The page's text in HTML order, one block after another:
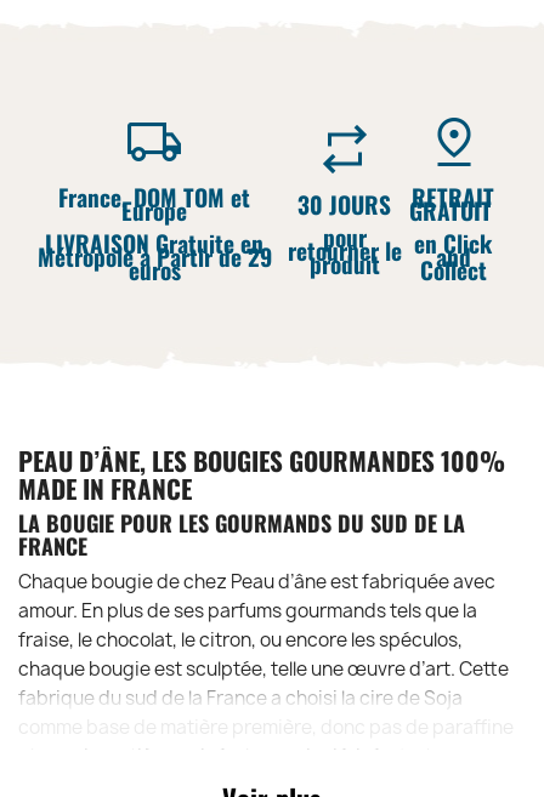
France, DOM TOM et
Europe
LIVRAISON Gratuite en
Métropole à Partir de 29
euros
30 JOURS
pour
retourner le
produit
RETRAIT
GRATUIT
en Click
and
Collect
PEAU D’ÂNE, LES BOUGIES GOURMANDES 100%
MADE IN FRANCE
LA BOUGIE POUR LES GOURMANDS DU SUD DE LA
FRANCE
Chaque bougie de chez Peau d’âne est fabriquée avec
amour. En plus de ses parfums gourmands tels que la
fraise, le chocolat, le citron, ou encore les spéculos,
chaque bougie est sculptée, telle une œuvre d’art. Cette
fabrique du sud de la France a choisi la cire de Soja
et pas de matières minérales ou de dérivés, juste un
concentré de matière végétale qui respecte la planète.